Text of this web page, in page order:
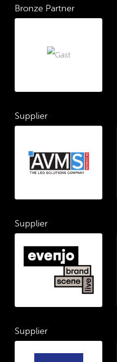
Bronze Partner
Supplier
Supplier
Supplier